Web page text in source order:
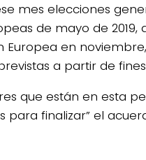
mes elecciones
de mayo de
Europea en
a partir de
que están en esta
finalizar” el